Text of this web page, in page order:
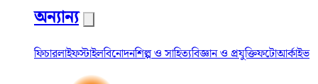
অন্যান্য
ফিচারলাইফস্টাইলবিনোদনশিল্প ও সাহিত্যবিজ্ঞান ও প্রযুক্তিফটোআর্কাইভ